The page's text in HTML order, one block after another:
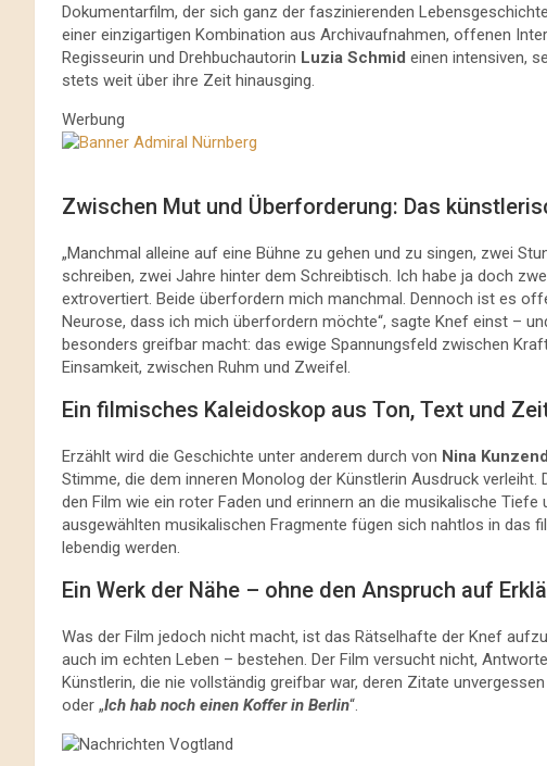
Dokumentarfilm, der sich ganz der faszinierenden
einer einzigartigen Kombination aus Archivaufnahmen, offenen
Regisseurin und Drehbuchautorin Luzia Schmid einen intensiven,
stets weit über ihre Zeit hinausging.
Werbung
Zwischen Mut und Überforderung: Das
„Manchmal alleine auf eine Bühne zu gehen und zu singen, zwei
schreiben, zwei Jahre hinter dem Schreibtisch. Ich habe ja doch
extrovertiert. Beide überfordern mich manchmal. Dennoch ist es
Neurose, dass ich mich überfordern möchte“, sagte Knef einst –
besonders greifbar macht: das ewige Spannungsfeld zwischen
Einsamkeit, zwischen Ruhm und Zweifel.
Ein filmisches Kaleidoskop aus Ton, Text und
Erzählt wird die Geschichte unter anderem durch von Nina
Stimme, die dem inneren Monolog der Künstlerin Ausdruck verleiht.
den Film wie ein roter Faden und erinnern an die musikalische
ausgewählten musikalischen Fragmente fügen sich nahtlos in das
lebendig werden.
Ein Werk der Nähe – ohne den Anspruch auf
Was der Film jedoch nicht macht, ist das Rätselhafte der Knef
auch im echten Leben – bestehen. Der Film versucht nicht,
Künstlerin, die nie vollständig greifbar war, deren Zitate unvergessen
oder „Ich hab noch einen Koffer in Berlin“.